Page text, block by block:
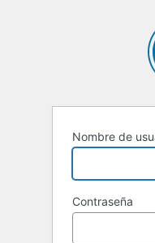
Nombre de
Contraseña